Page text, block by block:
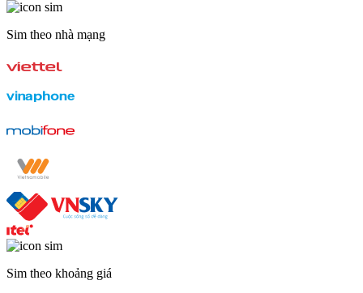
Sim theo nhà mạng
Sim theo khoảng giá